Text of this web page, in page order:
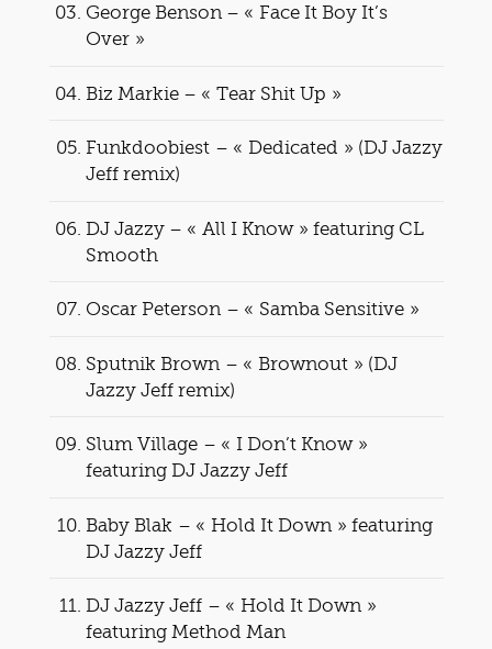
George Benson – « Face It Boy It’s
Over »
Biz Markie – « Tear Shit Up »
Funkdoobiest – « Dedicated » (DJ Jazzy
Jeff remix)
DJ Jazzy – « All I Know » featuring CL
Smooth
Oscar Peterson – « Samba Sensitive »
Sputnik Brown – « Brownout » (DJ
Jazzy Jeff remix)
Slum Village – « I Don’t Know »
featuring DJ Jazzy Jeff
Baby Blak – « Hold It Down » featuring
DJ Jazzy Jeff
DJ Jazzy Jeff – « Hold It Down »
featuring Method Man